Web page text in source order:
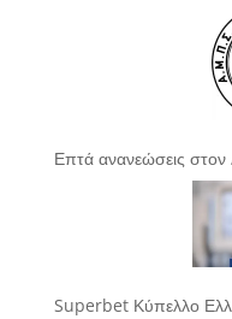
Επτά ανανεώσεις στον
Superbet Κύπελλο